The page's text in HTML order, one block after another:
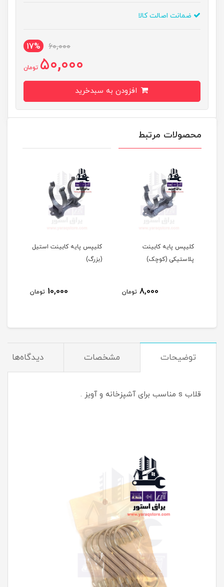
ضمانت اصالت کالا
60,000
17%
50,000 تومان
محصولات مرتبط
کلیپس پایه کابینت
پلاستیکی (کوچک)
8,000 تومان
کلیپس پایه کابینت استیل
(بزرگ)
10,000 تومان
توضیحات مشخصات دیدگاه‌ها
قلاب s مناسب برای آشپزخانه و آویز .